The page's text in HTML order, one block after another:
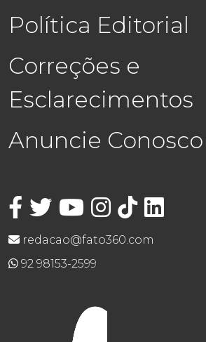
Política Editorial
Correções e
Esclarecimentos
Anuncie Conosco
redacao@fato360.com
92 98153-2599